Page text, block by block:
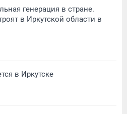
генерация в стране.
в Иркутской области в
в Иркутске